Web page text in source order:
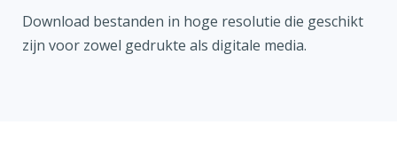
Download bestanden in hoge resolutie die geschikt
zijn voor zowel gedrukte als digitale media.